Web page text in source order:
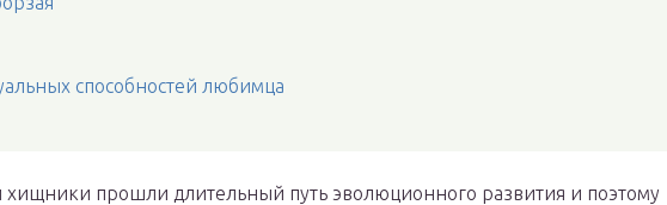
способностей любимца
хищники прошли длительный путь эволюционного развития и поэтому